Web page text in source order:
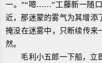
一。”“嗯……”工藤新一随
近，那迷蒙的雾气为其增
掩没在迷雾中，只断续传
然。
毛利小五郎一下船，立